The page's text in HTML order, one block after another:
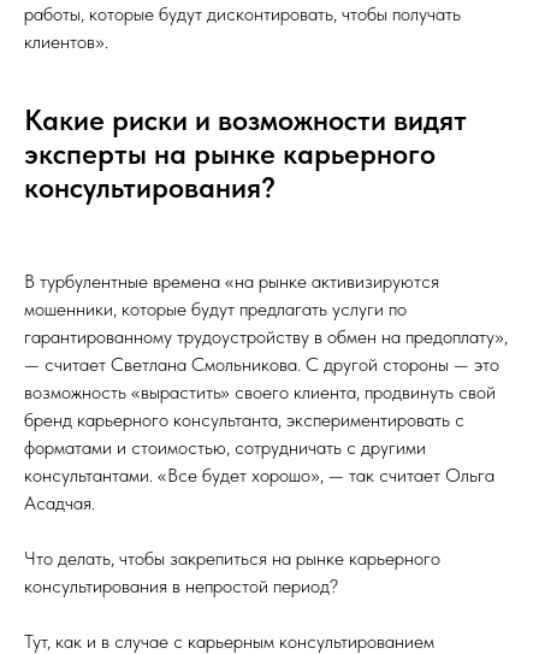
работы, которые будут дисконтировать, чтобы получать
клиентов».
Какие риски и возможности видят
эксперты на рынке карьерного
консультирования?
В турбулентные времена «на рынке активизируются
мошенники, которые будут предлагать услуги по
гарантированному трудоустройству в обмен на предоплату»,
— считает Светлана Смольникова. С другой стороны — это
возможность «вырастить» своего клиента, продвинуть свой
бренд карьерного консультанта, экспериментировать с
форматами и стоимостью, сотрудничать с другими
консультантами. «Все будет хорошо», — так считает Ольга
Асадчая.
Что делать, чтобы закрепиться на рынке карьерного
консультирования в непростой период?
Тут, как и в случае с карьерным консультированием